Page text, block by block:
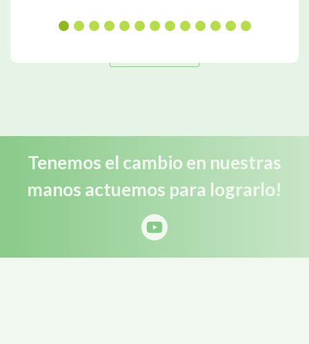
Tenemos el cambio en nuestras
manos actuemos para lograrlo!